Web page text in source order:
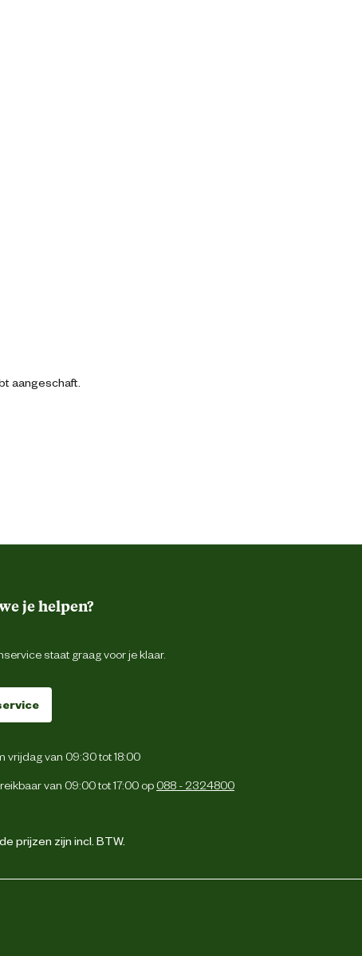
aangeschaft.
je helpen?
staat graag voor je klaar.
vrijdag van 09:30 tot 18:00
van 09:00 tot 17:00 op 088 - 2324800
prijzen zijn incl. BTW.